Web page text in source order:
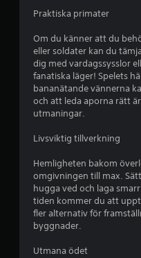
Praktiska primater
Om du känner att du
eller soldater kan du
dig med vardagssysslor
fanatiska läger! Spelets
bananätande vännerna
och att leda aporna rätt
utmaningar.
Livsviktig tillverkning
Hemligheten bakom
omgivningen till max.
hugga ved och laga
tiden kommer du att
fler alternativ för
byggnader.
Utmana ödet